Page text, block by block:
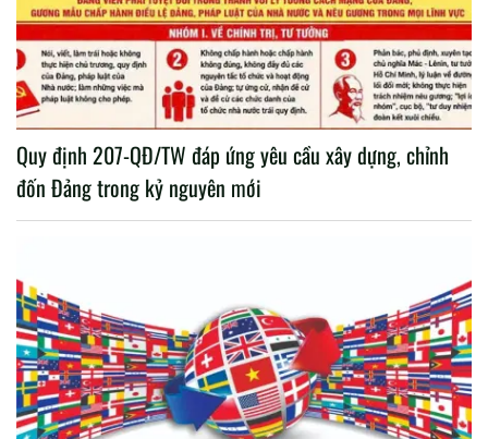
Quy định 207-QĐ/TW đáp ứng yêu cầu xây dựng, chỉnh
đốn Đảng trong kỷ nguyên mới